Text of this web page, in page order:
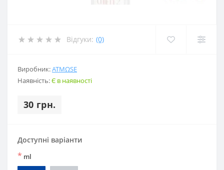
Відгуки: (0)
Виробник:ATMΩSE
Наявність:Є в наявності
30 грн.
Доступні варіанти
* ml